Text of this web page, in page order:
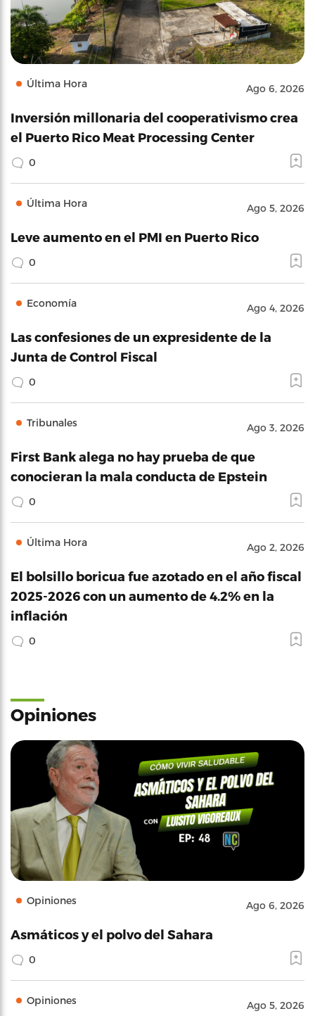
Última Hora Ago 6, 2026
Inversión millonaria del cooperativismo crea
el Puerto Rico Meat Processing Center
0
Última Hora Ago 5, 2026
Leve aumento en el PMI en Puerto Rico
0
Economía Ago 4, 2026
Las confesiones de un expresidente de la
Junta de Control Fiscal
0
Tribunales Ago 3, 2026
First Bank alega no hay prueba de que
conocieran la mala conducta de Epstein
0
Última Hora Ago 2, 2026
El bolsillo boricua fue azotado en el año fiscal
2025-2026 con un aumento de 4.2% en la
inflación
0
Opiniones
Opiniones Ago 6, 2026
Asmáticos y el polvo del Sahara
0
Opiniones Ago 5, 2026